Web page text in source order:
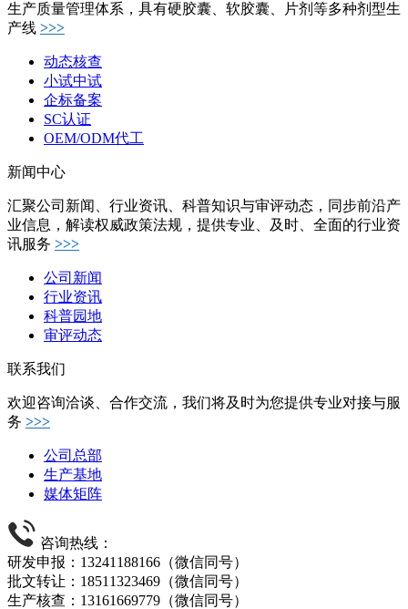
生产质量管理体系，具有硬胶囊、软胶囊、片剂等多种剂型生
产线 >>>
动态核查
小试中试
企标备案
SC认证
OEM/ODM代工
新闻中心
汇聚公司新闻、行业资讯、科普知识与审评动态，同步前沿产
业信息，解读权威政策法规，提供专业、及时、全面的行业资
讯服务 >>>
公司新闻
行业资讯
科普园地
审评动态
联系我们
欢迎咨询洽谈、合作交流，我们将及时为您提供专业对接与服
务 >>>
公司总部
生产基地
媒体矩阵
咨询热线：
研发申报：13241188166（微信同号）
批文转让：18511323469（微信同号）
生产核查：13161669779（微信同号）